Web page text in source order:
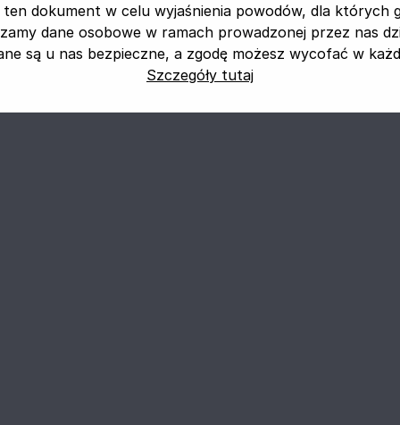
ten dokument w celu wyjaśnienia powodów, dla których
dane osobowe w ramach prowadzonej przez nas
są u nas bezpieczne, a zgodę możesz wycofać w
Szczegóły tutaj